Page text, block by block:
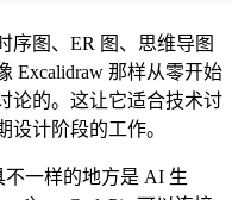
序图、ER 图、思维导图
那样从零开始
的。这让它适合技术讨
计阶段的工作。
不一样的地方是 AI 生